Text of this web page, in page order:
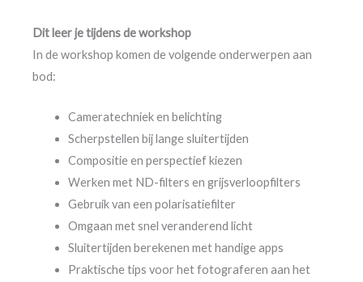
Dit leer je tijdens de workshop
In de workshop komen de volgende onderwerpen aan
bod:
Cameratechniek en belichting
Scherpstellen bij lange sluitertijden
Compositie en perspectief kiezen
Werken met ND-filters en grijsverloopfilters
Gebruik van een polarisatiefilter
Omgaan met snel veranderend licht
Sluitertijden berekenen met handige apps
Praktische tips voor het fotograferen aan het